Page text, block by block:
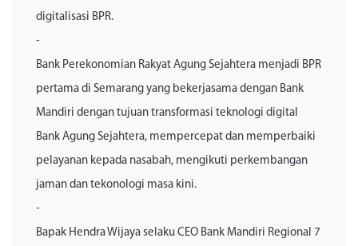
digitalisasi BPR.
-
Bank Perekonomian Rakyat Agung Sejahtera menjadi BPR
pertama di Semarang yang bekerjasama dengan Bank
Mandiri dengan tujuan transformasi teknologi digital
Bank Agung Sejahtera, mempercepat dan memperbaiki
pelayanan kepada nasabah, mengikuti perkembangan
jaman dan tekonologi masa kini.
-
Bapak Hendra Wijaya selaku CEO Bank Mandiri Regional 7